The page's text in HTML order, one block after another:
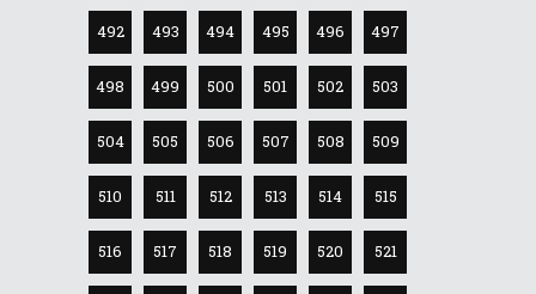
492 493 494 495 496 497
498 499 500 501 502 503
504 505 506 507 508 509
510 511 512 513 514 515
516 517 518 519 520 521